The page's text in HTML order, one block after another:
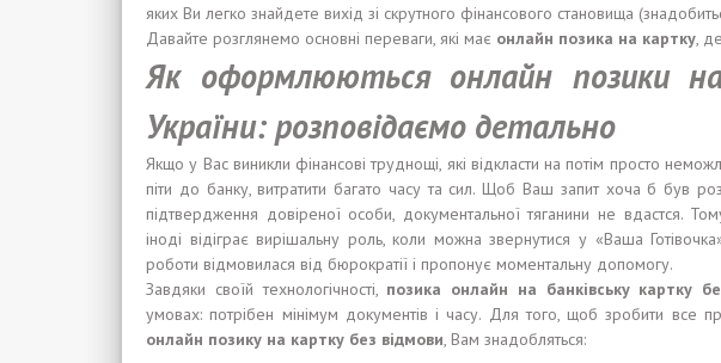
яких Ви легко знайдете вихід зі скрутного фінансового становища
Давайте розглянемо основні переваги, які має онлайн позика на картку,
Як оформлюються онлайн позики на
України:розповідаємо детально
Якщо у Вас виникли фінансові труднощі, які відкласти на потім просто
піти до банку, витратити багато часу та сил. Щоб Ваш запит хоча б був
підтвердження довіреної особи, документальної тяганини не вдастся.
іноді відіграє вирішальну роль, коли можна звернутися у «Ваша
роботи відмовилася від бюрократії і пропонує моментальну допомогу.
Завдяки своїй технологічності, позика онлайн на банківську картку
умовах: потрібен мінімум документів і часу. Для того, щоб зробити все
онлайн позику на картку без відмови, Вам знадобляться: